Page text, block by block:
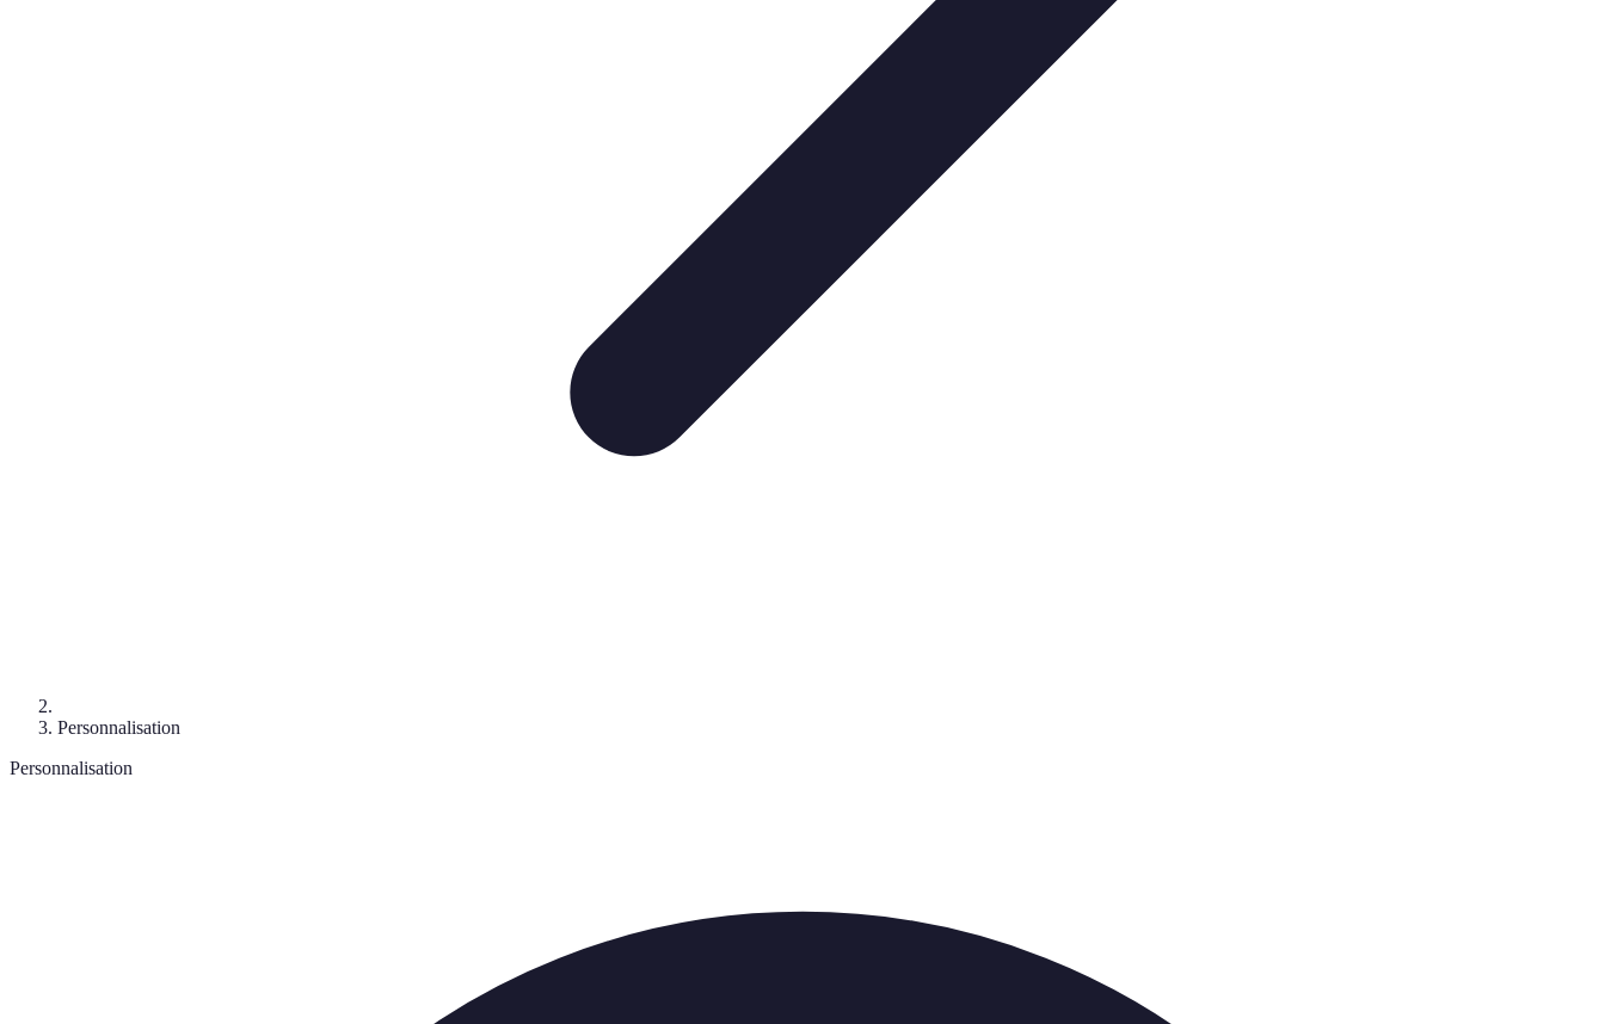
Personnalisation
Personnalisation